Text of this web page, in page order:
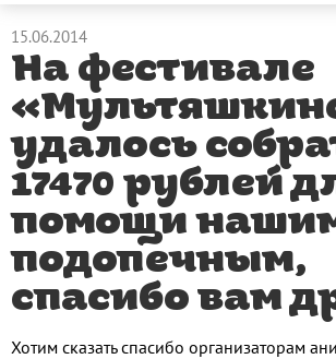
15.06.2014
На фестивале
удалось
17470 рублей
помощи
подопечным,
спасибо вам
Хотим сказать спасибо организаторам